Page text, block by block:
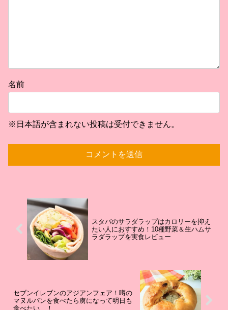
名前
※日本語が含まれない投稿は受付できません。
スタバのサラダラップはカロリーを抑え
たい人におすすめ！10種野菜＆生ハムサ
ラダラップを実食レビュー
セブンイレブンのアジアンフェア！噂の
マヌルパンを食べたら虜になって明日も
食べたい…！